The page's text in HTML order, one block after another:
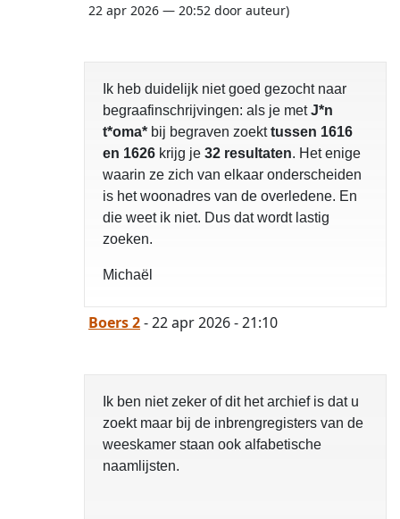
22 apr 2026 — 20:52 door auteur)
Ik heb duidelijk niet goed gezocht naar
begraafinschrijvingen: als je metJ*n
t*oma* bij begraven zoekttussen 1616
en 1626 krijg je 32 resultaten. Het enige
waarin ze zich van elkaar onderscheiden
is het woonadres van de overledene. En
die weet ik niet. Dus dat wordt lastig
zoeken.
Michaël
Boers 2- 22 apr 2026 - 21:10
Ik ben niet zeker of dit het archief is dat u
zoekt maar bij de inbrengregisters van de
weeskamer staan ook alfabetische
naamlijsten.